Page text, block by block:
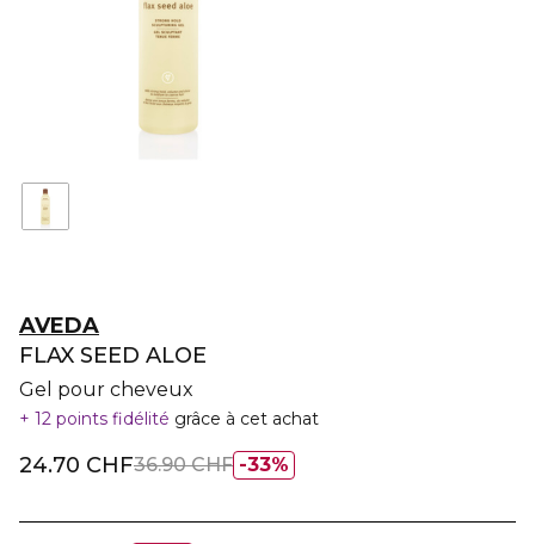
AVEDA
FLAX SEED ALOE
Gel pour cheveux
12 points fidélité grâce à cet achat
33%
24.70 CHF36.90 CHF